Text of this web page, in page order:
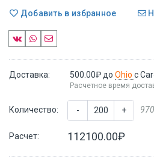
Добавить в избранное
Доставка: 500.00₽ до Ohio с
Расчетное время
Количество: - +
Расчет: 112100.00₽